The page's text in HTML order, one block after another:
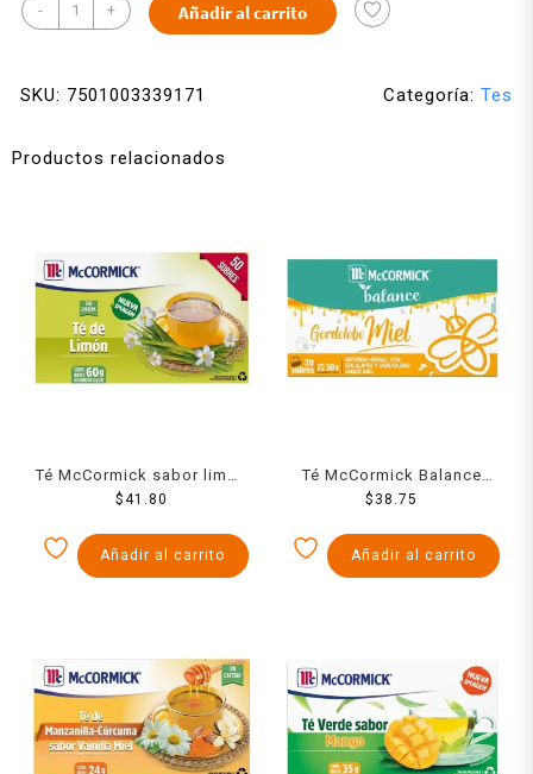
- + Añadir al carrito
SKU: 7501003339171 Categoría: Tes
Productos relacionados
Té McCormick sabor limón
50 sobres 60 g
$41.80
Añadir al carrito
Té McCormick Balance
gordolobo y miel 20
$ 38.75
Añadir al carrito